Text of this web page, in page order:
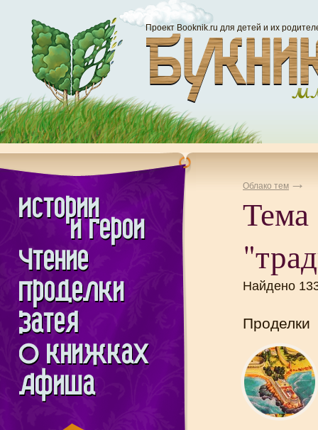
Проект Booknik.ru для детей и их
Облако тем
Тема
Найдено
Проделки